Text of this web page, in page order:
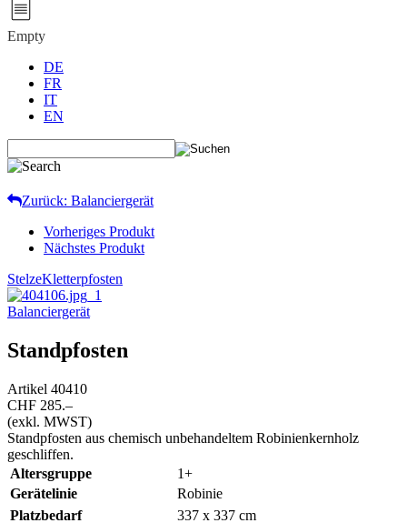
Empty
DE
FR
IT
EN
Zurück: Balanciergerät
Vorheriges Produkt
Nächstes Produkt
StelzeKletterpfosten
Balanciergerät
Standpfosten
Artikel 40410
CHF 285.–
(exkl. MWST)
Standpfosten aus chemisch unbehandeltem Robinienkernholz
geschliffen.
Altersgruppe
1+
Gerätelinie
Robinie
Platzbedarf
337 x 337 cm